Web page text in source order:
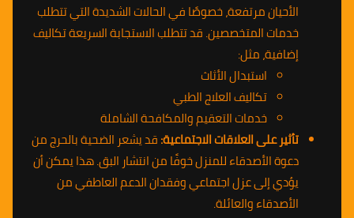
الأحيان مرتفعة، خصوصًا في الحالات الشديدة التي تتطلب
خدمات المتخصصين. قد تتطلب الاستجابة السريعة تكاليف
إضافية، مثل:
استبدال الأثاث
تكاليف العلاج الطبي
خدمات التعقيم والمكافحة الشاملة
تأثير على العلاقات الاجتماعية:قد يشعر الضحية بالحرج من
دعوة الأصدقاء للمنزل خوفًا من انتشار البق. هذا يمكن أن
يؤدي إلى عزل اجتماعي وفقدان الدعم العاطفي من
الأصدقاء والعائلة.